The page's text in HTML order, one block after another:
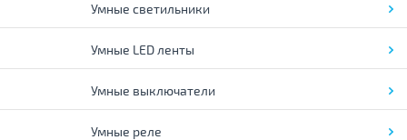
Умные светильники
Умные LED ленты
Умные выключатели
Умные реле